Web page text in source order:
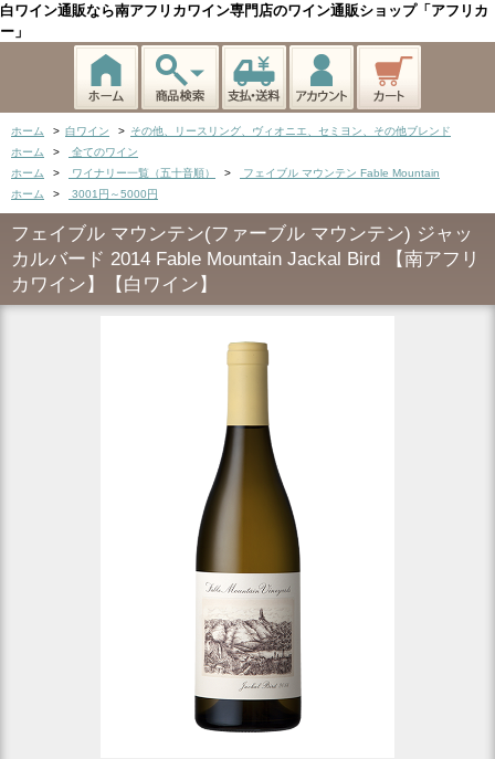
白ワイン通販なら南アフリカワイン専門店のワイン通販ショップ「アフリカ
ー」
ホーム > 白ワイン > その他、リースリング、ヴィオニエ、セミヨン、その他ブレンド
ホーム
>
全てのワイン
ホーム
> ワイナリー一覧（五十音順） >
フェイブル マウンテン Fable Mountain
ホーム
> 3001円～5000円
フェイブル マウンテン(ファーブル マウンテン) ジャッ
カルバード 2014 Fable Mountain Jackal Bird 【南アフリ
カワイン】【白ワイン】